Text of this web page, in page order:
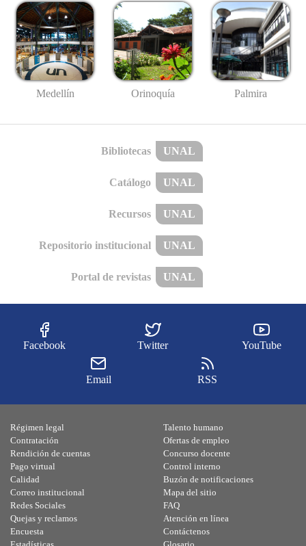
Medellín Orinoquía Palmira
Bibliotecas UNAL
Catálogo UNAL
Recursos UNAL
Repositorio institucional UNAL
Portal de revistas UNAL
Facebook Twitter YouTube
Email RSS
Régimen legal
Contratación
Rendición de cuentas
Pago virtual
Calidad
Talento humano
Ofertas de empleo
Concurso docente
Control interno
Buzón de notificaciones
Correo institucional
Redes Sociales
Quejas y reclamos
Encuesta
Mapa del sitio
FAQ
Atención en línea
Contáctenos